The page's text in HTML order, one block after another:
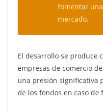
fomentar
mercado.
El desarrollo se produce
empresas de comercio
una presión significativa
de los fondos en caso de